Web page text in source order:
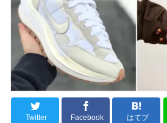
Twitter Facebook はてブ